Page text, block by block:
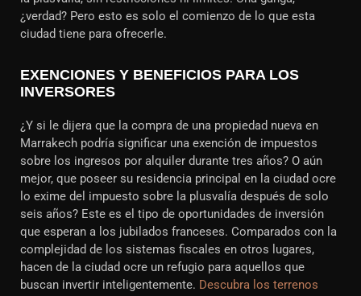
¿verdad? Pero esto es solo el comienzo de lo que esta
ciudad tiene para ofrecerle.
EXENCIONES Y BENEFICIOS PARA LOS
INVERSORES
¿Y si le dijera que la compra de una propiedad nueva en
Marrakech podría significar una exención de impuestos
sobre los ingresos por alquiler durante tres años? O aún
mejor, que poseer su residencia principal en la ciudad ocre
lo exime del impuesto sobre la plusvalía después de solo
seis años? Este es el tipo de oportunidades de inversión
que esperan a los jubilados franceses. Comparados con la
complejidad de los sistemas fiscales en otros lugares,
hacen de la ciudad ocre un refugio para aquellos que
buscan invertir inteligentemente. Descubra los terrenos